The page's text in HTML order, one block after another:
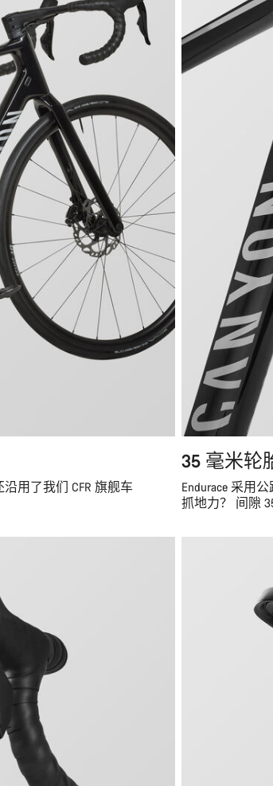
用了我们 CFR 旗舰车
35 毫米轮
Endurace 采用
抓地力？ 间隙